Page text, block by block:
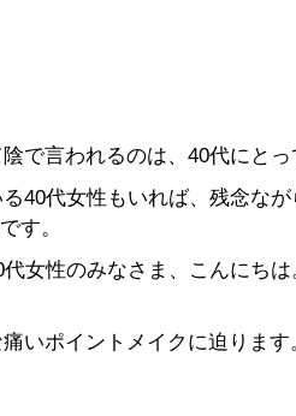
で言われるのは、40代にとっ
40代女性もいれば、残念な
す。
女性のみなさま、こんにち
いポイントメイクに迫ります